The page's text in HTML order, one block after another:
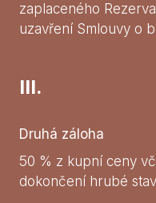
zaplaceného
uzavření Smlouvy o
III.
Druhá záloha
50 % z kupní ceny
dokončení hrubé